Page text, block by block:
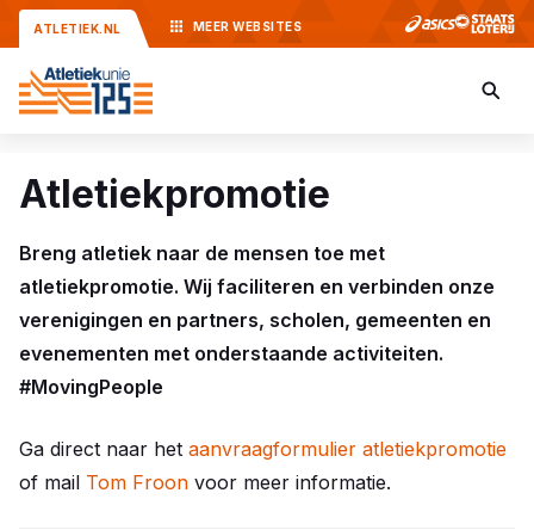
ATLETIEK.NL MEER WEBSITES
Atletiekpromotie
Breng atletiek naar de mensen toe met
atletiekpromotie. Wij faciliteren en verbinden onze
verenigingen en partners, scholen, gemeenten en
evenementen met onderstaande activiteiten.
#MovingPeople
Ga direct naar het aanvraagformulier atletiekpromotie
of mail Tom Froon voor meer informatie.